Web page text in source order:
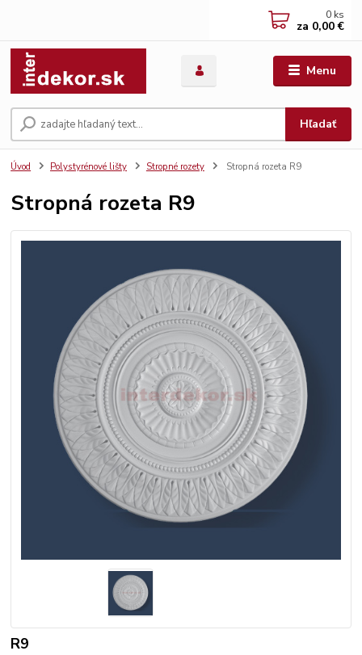
Menu
Hľadať
0 ks
za 0,00 €
Úvod Polystyrénové lišty Stropné rozety Stropná rozeta R9
Stropná rozeta R9
R9